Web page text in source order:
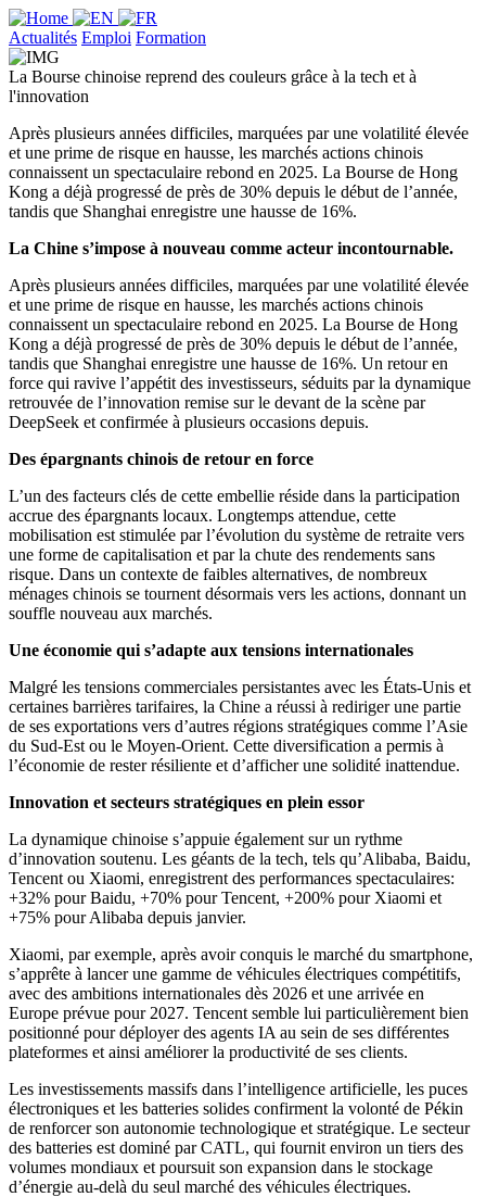
Actualités Emploi Formation
La Bourse chinoise reprend des couleurs grâce à la tech et à
l'innovation
Après plusieurs années difficiles, marquées par une volatilité élevée
et une prime de risque en hausse, les marchés actions chinois
connaissent un spectaculaire rebond en 2025. La Bourse de Hong
Kong a déjà progressé de près de 30% depuis le début de l’année,
tandis que Shanghai enregistre une hausse de 16%.
La Chine s’impose à nouveau comme acteur incontournable.
Après plusieurs années difficiles, marquées par une volatilité élevée
et une prime de risque en hausse, les marchés actions chinois
connaissent un spectaculaire rebond en 2025. La Bourse de Hong
Kong a déjà progressé de près de 30% depuis le début de l’année,
tandis que Shanghai enregistre une hausse de 16%. Un retour en
force qui ravive l’appétit des investisseurs, séduits par la dynamique
retrouvée de l’innovation remise sur le devant de la scène par
DeepSeek et confirmée à plusieurs occasions depuis.
Des épargnants chinois de retour en force
L’un des facteurs clés de cette embellie réside dans la participation
accrue des épargnants locaux. Longtemps attendue, cette
mobilisation est stimulée par l’évolution du système de retraite vers
une forme de capitalisation et par la chute des rendements sans
risque. Dans un contexte de faibles alternatives, de nombreux
ménages chinois se tournent désormais vers les actions, donnant un
souffle nouveau aux marchés.
Une économie qui s’adapte aux tensions internationales
Malgré les tensions commerciales persistantes avec les États-Unis et
certaines barrières tarifaires, la Chine a réussi à rediriger une partie
de ses exportations vers d’autres régions stratégiques comme l’Asie
du Sud-Est ou le Moyen-Orient. Cette diversification a permis à
l’économie de rester résiliente et d’afficher une solidité inattendue.
Innovation et secteurs stratégiques en plein essor
La dynamique chinoise s’appuie également sur un rythme
d’innovation soutenu. Les géants de la tech, tels qu’Alibaba, Baidu,
Tencent ou Xiaomi, enregistrent des performances spectaculaires:
+32% pour Baidu, +70% pour Tencent, +200% pour Xiaomi et
+75% pour Alibaba depuis janvier.
Xiaomi, par exemple, après avoir conquis le marché du smartphone,
s’apprête à lancer une gamme de véhicules électriques compétitifs,
avec des ambitions internationales dès 2026 et une arrivée en
Europe prévue pour 2027. Tencent semble lui particulièrement bien
positionné pour déployer des agents IA au sein de ses différentes
plateformes et ainsi améliorer la productivité de ses clients.
Les investissements massifs dans l’intelligence artificielle, les puces
électroniques et les batteries solides confirment la volonté de Pékin
de renforcer son autonomie technologique et stratégique. Le secteur
des batteries est dominé par CATL, qui fournit environ un tiers des
volumes mondiaux et poursuit son expansion dans le stockage
d’énergie au-delà du seul marché des véhicules électriques.